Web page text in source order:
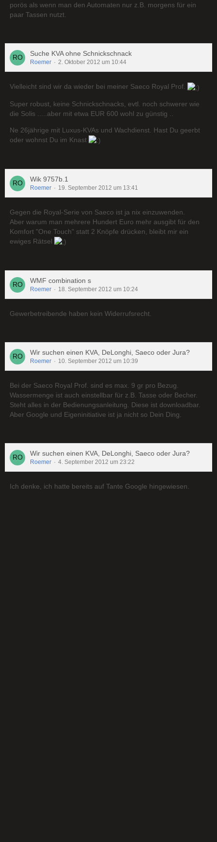
porös als wenn man den Automaten nur z.B. morgens für ein
paar Tassen nutzt.
Suche KVA ohne Schnickschnack
Roemer 2. Oktober 2012 um 10:44
Vielleicht sind wir da wieder bei meiner Saeco Royal Prof.
Super robust, keine Schnickschnacks, evtl. noch schwerer wie
die Solis .....aber mit etwa EUR 600 wohl zu günstig ..
Ne 26jährige mit Luxus-KVAs und Wachdienst. Hast Du geerbt
oder wohnst Du im Knast
Wik 9757b.1
Roemer 19. September 2012 um 13:41
Gegen die Royal-Serie von Saeco ist ja nix einzuwenden.
Aber warum man mehrere Hundert Euro mehr ausgibt für den
Komfort "One Touch" statt 2 Knöpfe drücken, bleibt mir ein
ewiges Rätsel
WMF combination s
Roemer 18. September 2012 um 10:24
Gewerbetreibende haben kein Widerrufsrecht.
Wir suchen einen KVA, DeLonghi, Saeco oder Jura?
Roemer 10. September 2012 um 10:39
Bei der Saeco Royal Prof. sind es max. 9 gr pro Bezug.
Wassermenge ist auch einstellbar für z.B. Tasse oder Becher.
Steht alles in der Bedienungsanleitung. Diese ist downloadbar.
Aber Google und Eigeninitiative ist ja nicht so Dein Ding.
Wir suchen einen KVA, DeLonghi, Saeco oder Jura?
Roemer 4. September 2012 um 23:22
Ich denke, ich hatte bereits auf Tante Google hingewiesen.